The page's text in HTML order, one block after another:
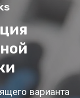
варианта